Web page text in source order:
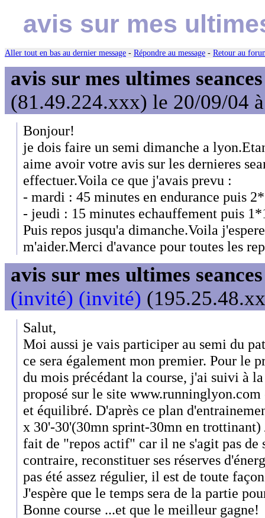
avis sur mes
Aller tout en bas au dernier message - Répondre au message - Retour au
avis sur mes ultimes
(81.49.224.xxx) le 20/09/04
Bonjour!
je dois faire un semi dimanche a
aime avoir votre avis sur les dernieres
effectuer.Voila ce que j'avais prevu :
- mardi : 45 minutes en endurance puis
- jeudi : 15 minutes echauffement puis
Puis repos jusqu'a dimanche.Voila
m'aider.Merci d'avance pour toutes les
avis sur mes ultimes
(invité) (invité)
Salut,
Moi aussi je vais participer au semi du
ce sera également mon premier. Pour le
du mois précédant la course, j'ai suivi à
proposé sur le site
et équilibré. D'après ce plan
x 30'-30'(30mn sprint-30mn en
fait de "repos actif" car il ne s'agit pas de
contraire, reconstituer ses réserves
pas été assez régulier, il est de toute
J'espère que le temps sera de la partie
Bonne course ...et que le meilleur gagne!